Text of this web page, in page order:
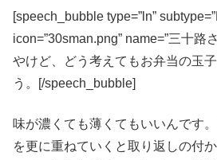
[speech_bubble type=”ln”
icon=”30sman.png” name=”三十路
やけど、どう考えてもお弁当の玉
う。[/speech_bubble]
味が濃くても薄くてもいいんです
を更に重ねていくと取り返しの付